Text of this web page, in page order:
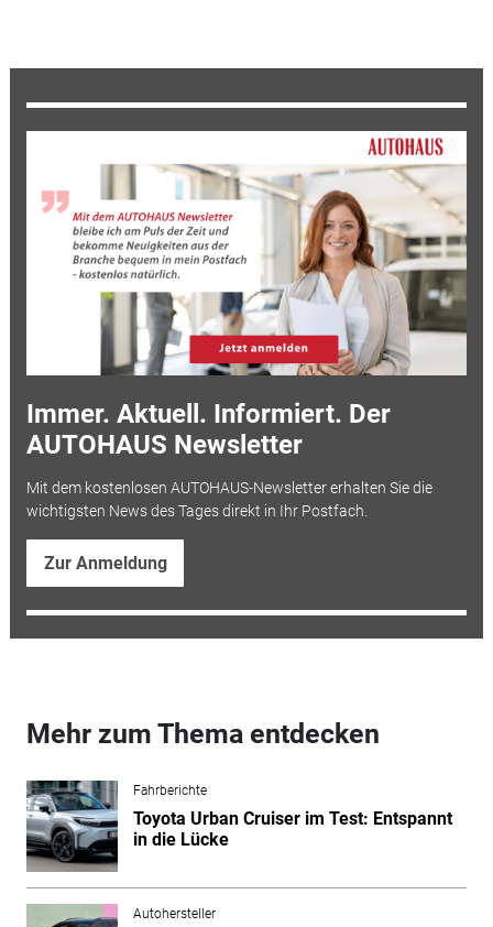
Immer. Aktuell. Informiert. Der
AUTOHAUS Newsletter
Mit dem kostenlosen AUTOHAUS-Newsletter erhalten Sie die
wichtigsten News des Tages direkt in Ihr Postfach.
Zur Anmeldung
Mehr zum Thema entdecken
Fahrberichte
Toyota Urban Cruiser im Test: Entspannt
in die Lücke
Autohersteller